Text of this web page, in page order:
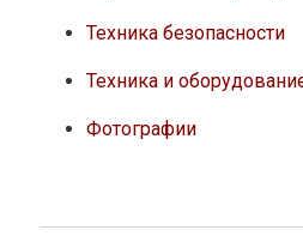
Техника безопасности
Техника и
Фотографии